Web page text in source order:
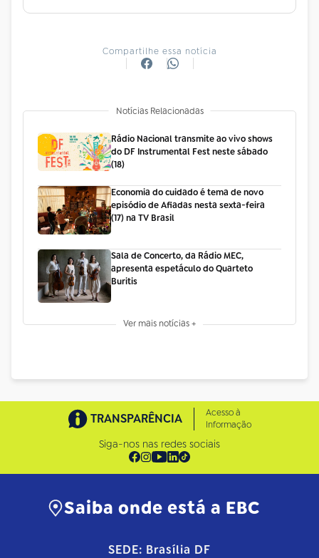
Compartilhe essa notícia
Notícias Relacionadas
Rádio Nacional transmite ao vivo shows
do DF Instrumental Fest neste sábado
(18)
Economia do cuidado é tema de novo
episódio de Afiadas nesta sexta-feira
(17) na TV Brasil
Sala de Concerto, da Rádio MEC,
apresenta espetáculo do Quarteto
Buritis
Ver mais notícias +
TRANSPARÊNCIA
Acesso à
Informação
Siga-nos nas redes sociais
Saiba onde está a EBC
SEDE: Brasília DF